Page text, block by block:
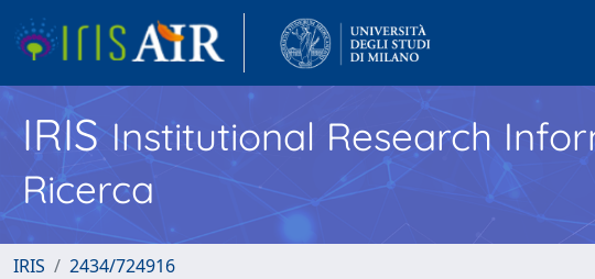
IRISInstitutional Research
Ricerca
IRIS 2434/724916